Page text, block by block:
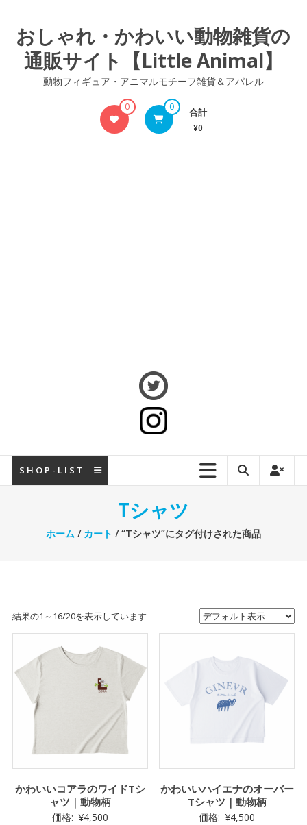
おしゃれ・かわいい動物雑貨の
通販サイト【Little Animal】
動物フィギュア・アニマルモチーフ雑貨＆アパレル
0 0 合計
¥0
S H O P - L I S T
Tシャツ
ホーム/ カート / “Tシャツ”にタグ付けされた商品
結果の1～16/20を表示しています
かわいいコアラのワイドTシ
ャツ｜動物柄
価格: ¥4,500
かわいいハイエナのオーバー
Tシャツ｜動物柄
価格: ¥4,500